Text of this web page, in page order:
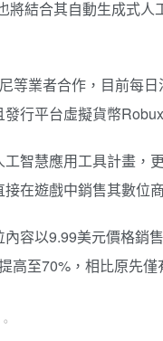
將結合其自動生成式
等業者合作，目前每
行平台虛擬貨幣
智慧應用工具計畫，
在遊戲中銷售其數位
容以9.99美元價格銷
高至70%，相比原先